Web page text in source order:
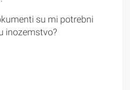
su mi potrebni
inozemstvo?